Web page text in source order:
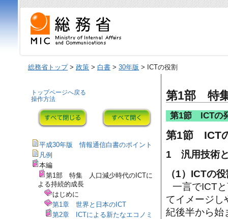
総務省トップ> 政策 > 白書 > 30年版 > ICTの役割
第1部 特
第1節 ICTの
第1節 ICT
1 汎用技術
（1）ICTの
一言でICT
てイメージし
紀後半から始
トップページへ戻る
操作方法
平成30年版 情報通信白書のポイント
凡例
本編
第1部 特集 人口減少時代のICTに
よる持続的成長
はじめに
第1章 世界と日本のICT
第2章 ICTによる新たなエコノミ